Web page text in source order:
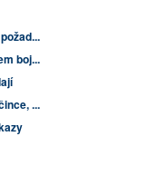
boj...
...